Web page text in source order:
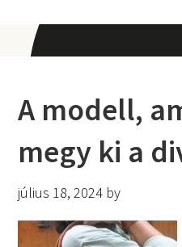
A modell,
megy ki a
július 18, 2024 by